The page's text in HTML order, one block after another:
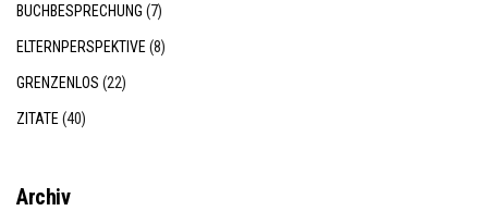
BUCHBESPRECHUNG (7)
ELTERNPERSPEKTIVE (8)
GRENZENLOS (22)
ZITATE (40)
Archiv